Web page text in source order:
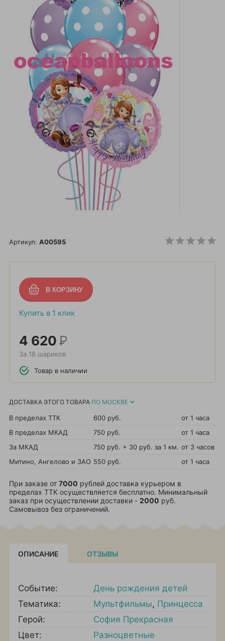
Артикул: A00595
Купить в 1 клик
4 620Р
За 18 шариков
Товар в наличии
ДОСТАВКА ЭТОГО ТОВАРА ПО МОСКВЕ
В пределах ТТК 600 руб.
от 1 часа
В пределах МКАД
750 руб.
от 1 часа
За МКАД
750 руб. + 30 руб. за 1 км. от 3 часов
Митино, Ангелово и ЗАО 550 руб. от 1 часа
При заказе от 7000 рублей доставка курьером в
пределах ТТК осуществляется бесплатно. Минимальный
заказ при осуществлении доставки - 2000 руб.
Самовывоз без ограничений.
ОПИСАНИЕ ОТЗЫВЫ
Событие:
День рождения детей
Тематика:
Мультфильмы, Принцесса
Герой:
София Прекрасная
Цвет:
Разноцветные